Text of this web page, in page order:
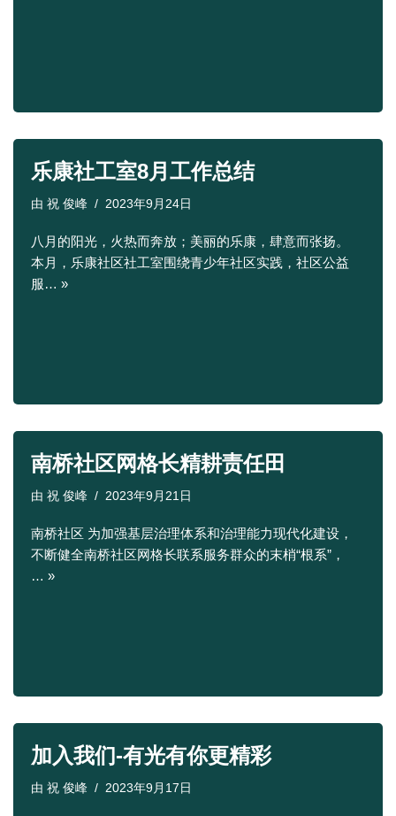
乐康社工室8月工作总结
由 祝 俊峰 2023年9月24日
八月的阳光，火热而奔放；美丽的乐康，肆意而张扬。
本月，乐康社区社工室围绕青少年社区实践，社区公益
服… »
南桥社区网格长精耕责任田
由 祝 俊峰 2023年9月21日
南桥社区 为加强基层治理体系和治理能力现代化建设，
不断健全南桥社区网格长联系服务群众的末梢“根系”，
… »
加入我们-有光有你更精彩
由 祝 俊峰 2023年9月17日